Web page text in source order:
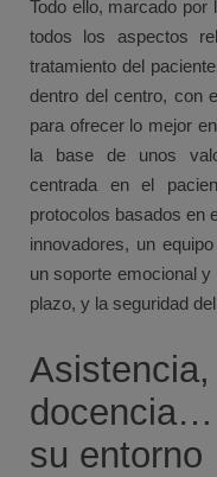
Todo ello, marcado
todos los aspectos
tratamiento del
dentro del centro, con
para ofrecer lo mejor
la base de unos
centrada en el
protocolos basados en
innovadores, un
un soporte emocional
plazo, y la seguridad
docencia…
su entorno